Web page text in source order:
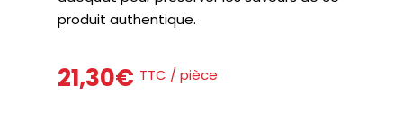
produit authentique.
21,30€ TTC / pièce